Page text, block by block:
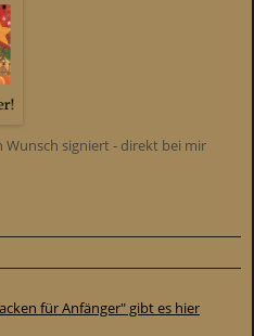
signiert - direkt bei mir
für Anfänger" gibt es hier